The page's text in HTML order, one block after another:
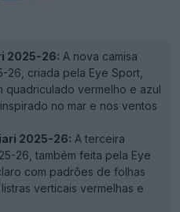
2025-26: A nova camisa
26, criada pela Eye Sport,
quadriculado vermelho e azul
no mar e nos ventos
2025-26: A terceira
26, também feita pela Eye
com padrões de folhas
verticais vermelhas e